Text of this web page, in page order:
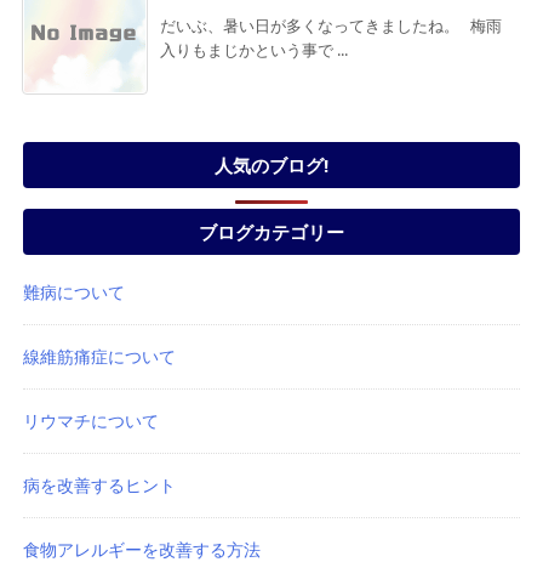
だいぶ、暑い日が多くなってきましたね。 梅雨
入りもまじかという事で ...
人気のブログ!
ブログカテゴリー
難病について
線維筋痛症について
リウマチについて
病を改善するヒント
食物アレルギーを改善する方法